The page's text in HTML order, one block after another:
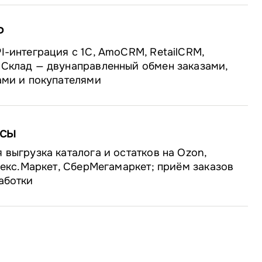
интеграция с 1С, AmoCRM, RetailCRM,
— двунаправленный обмен заказами,
и покупателями
каталога и остатков на Ozon,
СберМегамаркет; приём заказов